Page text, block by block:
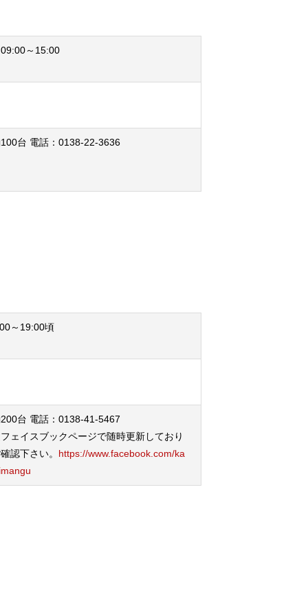
～15:00
台 電話：0138-22-3636
～19:00頃
台 電話：0138-41-5467
ェイスブックページで随時更新しており
認下さい。 https://www.facebook.com/ka